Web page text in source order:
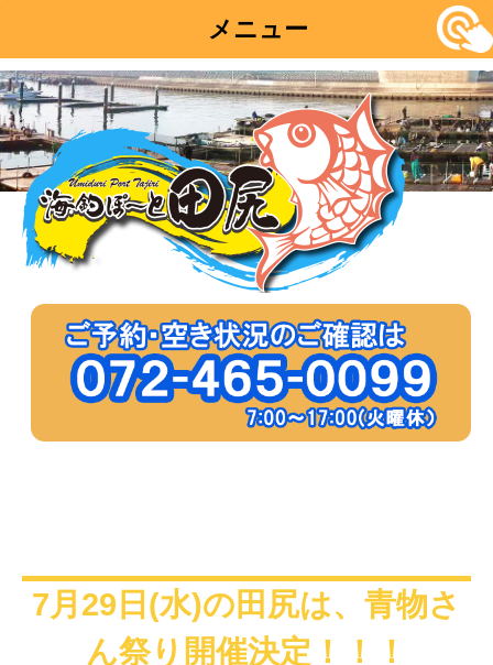
メニュー
コ
ン
テ
ン
ツ
7月29日(水)の田尻は、青物さ
ん祭り開催決定！！！